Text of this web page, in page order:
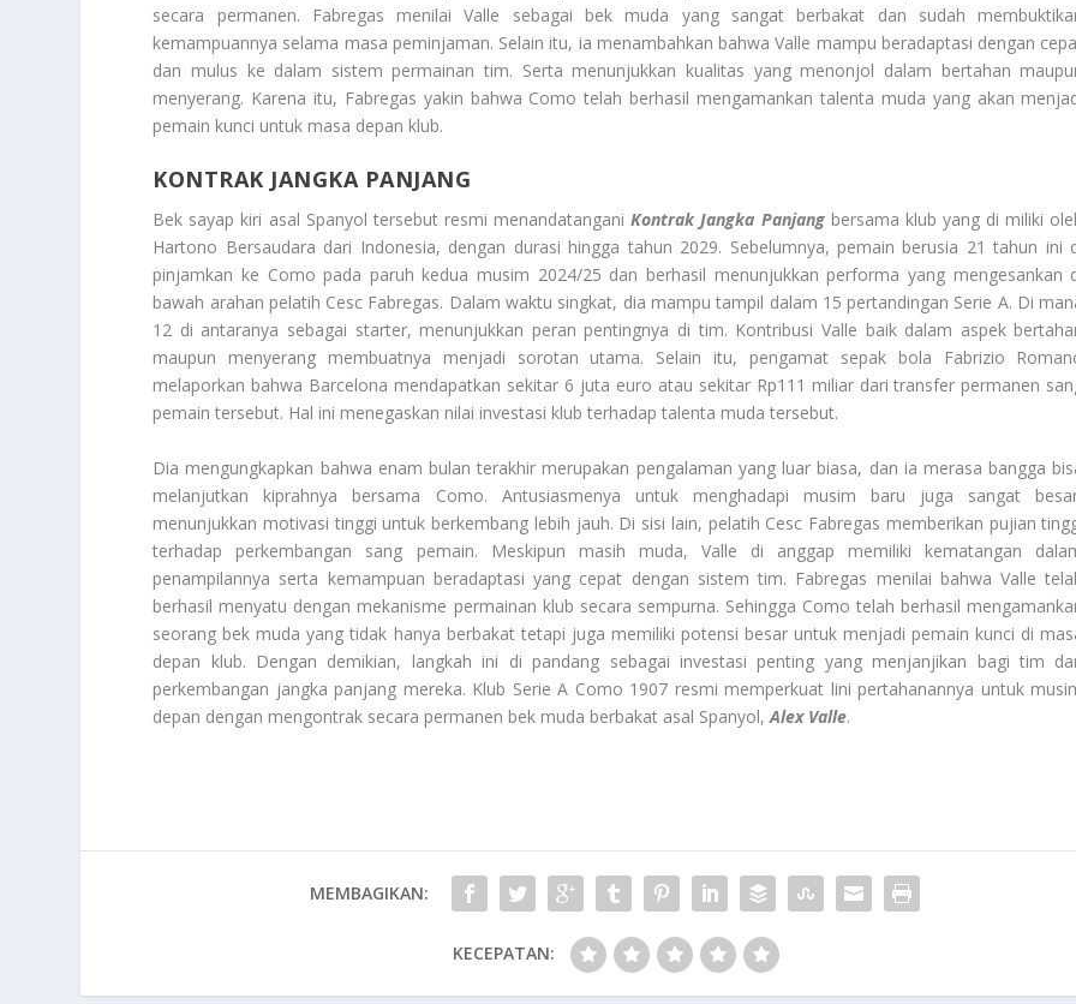
secara permanen. Fabregas menilai Valle sebagai bek muda yang sangat berbakat dan sudah
kemampuannya selama masa peminjaman. Selain itu, ia menambahkan bahwa Valle mampu beradaptasi dengan
dan mulus ke dalam sistem permainan tim. Serta menunjukkan kualitas yang menonjol dalam bertahan
menyerang. Karena itu, Fabregas yakin bahwa Como telah berhasil mengamankan talenta muda yang akan
pemain kunci untuk masa depan klub.
KONTRAK JANGKA PANJANG
Bek sayap kiri asal Spanyol tersebut resmi menandatanganiKontrak Jangka Panjangbersama klub yang di miliki
Hartono Bersaudara dari Indonesia, dengan durasi hingga tahun 2029. Sebelumnya, pemain berusia 21 tahun ini
pinjamkan ke Como pada paruh kedua musim 2024/25 dan berhasil menunjukkan performa yang mengesankan
bawah arahan pelatih Cesc Fabregas. Dalam waktu singkat, dia mampu tampil dalam 15 pertandingan Serie A. Di
12 di antaranya sebagai starter, menunjukkan peran pentingnya di tim. Kontribusi Valle baik dalam aspek
maupun menyerang membuatnya menjadi sorotan utama. Selain itu, pengamat sepak bola Fabrizio
melaporkan bahwa Barcelona mendapatkan sekitar 6 juta euro atau sekitar Rp111 miliar dari transfer permanen
pemain tersebut. Hal ini menegaskan nilai investasi klub terhadap talenta muda tersebut.
Dia mengungkapkan bahwa enam bulan terakhir merupakan pengalaman yang luar biasa, dan ia merasa bangga
melanjutkan kiprahnya bersama Como. Antusiasmenya untuk menghadapi musim baru juga sangat
menunjukkan motivasi tinggi untuk berkembang lebih jauh. Di sisi lain, pelatih Cesc Fabregas memberikan pujian
terhadap perkembangan sang pemain. Meskipun masih muda, Valle di anggap memiliki kematangan
penampilannya serta kemampuan beradaptasi yang cepat dengan sistem tim. Fabregas menilai bahwa Valle
berhasil menyatu dengan mekanisme permainan klub secara sempurna. Sehingga Como telah berhasil
seorang bek muda yang tidak hanya berbakat tetapi juga memiliki potensi besar untuk menjadi pemain kunci di
depan klub. Dengan demikian, langkah ini di pandang sebagai investasi penting yang menjanjikan bagi tim
perkembangan jangka panjang mereka. Klub Serie A Como 1907 resmi memperkuat lini pertahanannya untuk
depan dengan mengontrak secara permanen bek muda berbakat asal Spanyol,Alex Valle.
MEMBAGIKAN:
KECEPATAN: